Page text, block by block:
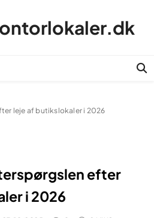
leje af butikslokaler i 2026
efter
i 2026